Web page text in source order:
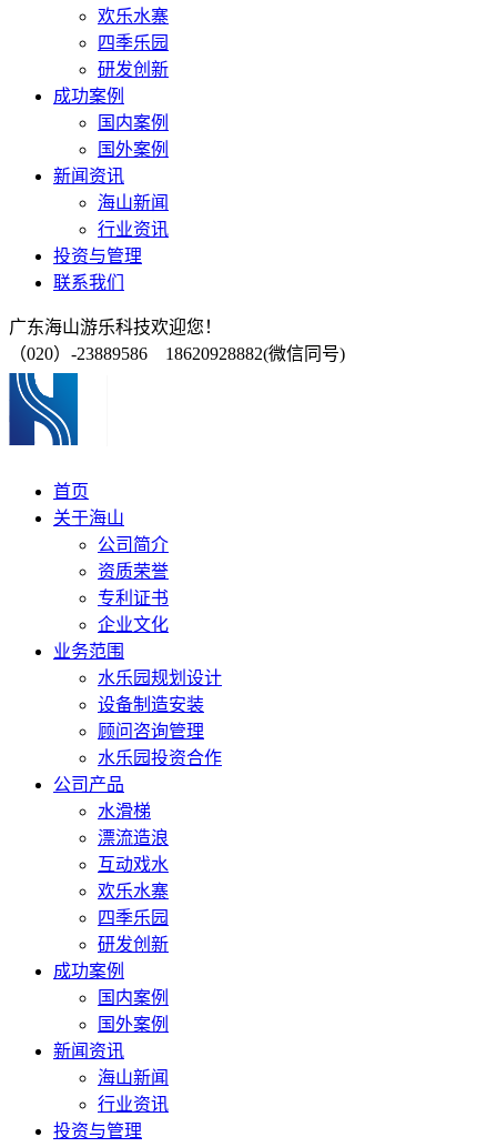
欢乐水寨
四季乐园
研发创新
成功案例
国内案例
国外案例
新闻资讯
海山新闻
行业资讯
投资与管理
联系我们
广东海山游乐科技欢迎您！
（020）-23889586 18620928882(微信同号)
首页
关于海山
公司简介
资质荣誉
专利证书
企业文化
业务范围
水乐园规划设计
设备制造安装
顾问咨询管理
水乐园投资合作
公司产品
水滑梯
漂流造浪
互动戏水
欢乐水寨
四季乐园
研发创新
成功案例
国内案例
国外案例
新闻资讯
海山新闻
行业资讯
投资与管理